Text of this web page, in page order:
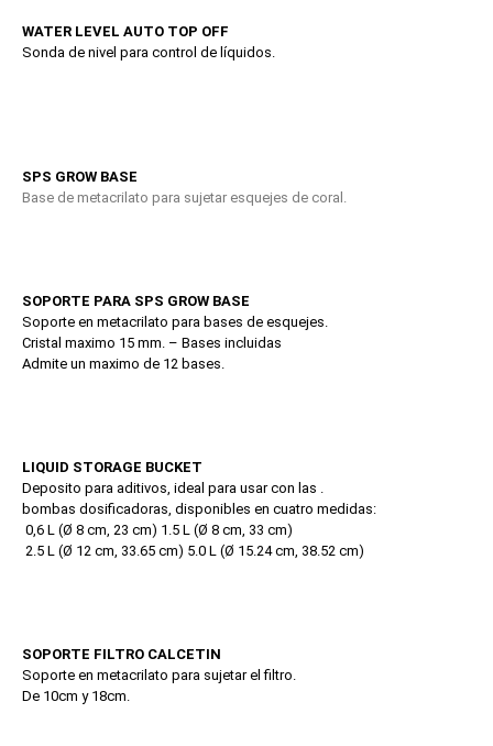
WATER LEVEL AUTO TOP OFF
Sonda de nivel para control de líquidos.
SPS GROW BASE
Base de metacrilato para sujetar esquejes de coral.
SOPORTE PARA SPS GROW BASE
Soporte en metacrilato para bases de esquejes.
Cristal maximo 15 mm. – Bases incluidas
Admite un maximo de 12 bases.
LIQUID STORAGE BUCKET
Deposito para aditivos, ideal para usar con las .
bombas dosificadoras, disponibles en cuatro medidas:
0,6 L (Ø 8 cm, 23 cm) 1.5 L (Ø 8 cm, 33 cm)
2.5 L (Ø 12 cm, 33.65 cm) 5.0 L (Ø 15.24 cm, 38.52 cm)
SOPORTE FILTRO CALCETIN
Soporte en metacrilato para sujetar el filtro.
De 10cm y 18cm.